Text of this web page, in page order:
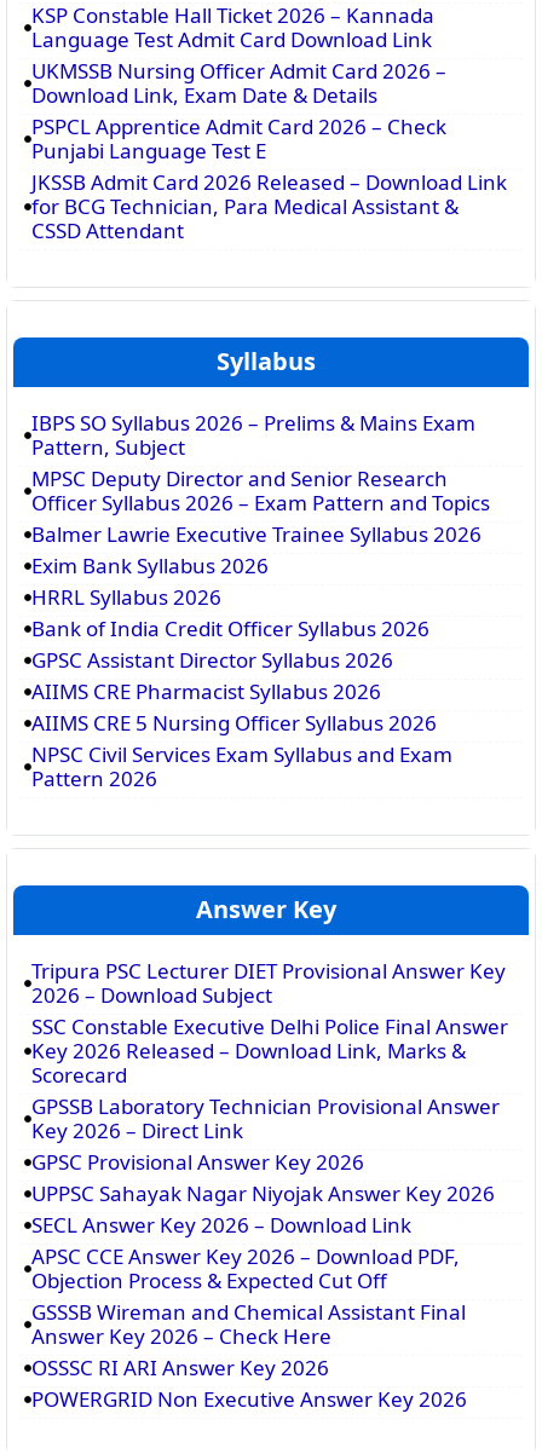
KSP Constable Hall Ticket 2026 – Kannada
Language Test Admit Card Download Link
UKMSSB Nursing Officer Admit Card 2026 –
Download Link, Exam Date & Details
PSPCL Apprentice Admit Card 2026 – Check
Punjabi Language Test E
JKSSB Admit Card 2026 Released – Download Link
for BCG Technician, Para Medical Assistant &
CSSD Attendant
Syllabus
IBPS SO Syllabus 2026 – Prelims & Mains Exam
Pattern, Subject
MPSC Deputy Director and Senior Research
Officer Syllabus 2026 – Exam Pattern and Topics
Balmer Lawrie Executive Trainee Syllabus 2026
Exim Bank Syllabus 2026
HRRL Syllabus 2026
Bank of India Credit Officer Syllabus 2026
GPSC Assistant Director Syllabus 2026
AIIMS CRE Pharmacist Syllabus 2026
AIIMS CRE 5 Nursing Officer Syllabus 2026
NPSC Civil Services Exam Syllabus and Exam
Pattern 2026
Answer Key
Tripura PSC Lecturer DIET Provisional Answer Key
2026 – Download Subject
SSC Constable Executive Delhi Police Final Answer
Key 2026 Released – Download Link, Marks &
Scorecard
GPSSB Laboratory Technician Provisional Answer
Key 2026 – Direct Link
GPSC Provisional Answer Key 2026
UPPSC Sahayak Nagar Niyojak Answer Key 2026
SECL Answer Key 2026 – Download Link
APSC CCE Answer Key 2026 – Download PDF,
Objection Process & Expected Cut Off
GSSSB Wireman and Chemical Assistant Final
Answer Key 2026 – Check Here
OSSSC RI ARI Answer Key 2026
POWERGRID Non Executive Answer Key 2026